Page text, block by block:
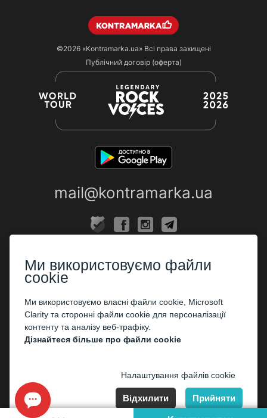
©2026 «Kontramarka.ua»Всі права захищені
Публічний договір (оферта)
mail@kontramarka.ua
Каси
ПАРТНЕРАМ
Організаторам
Корпоративним клієнтам
Ми використовуємо файли
cookie
Ми використовуємо власні файли cookie, Microsoft
Clarity та сторонні файли cookie для персоналізації
контенту та аналізу веб-трафіку.
Дізнайтеся більше про файли cookie
Налаштування файлів cookie
Відхилити Прийняти